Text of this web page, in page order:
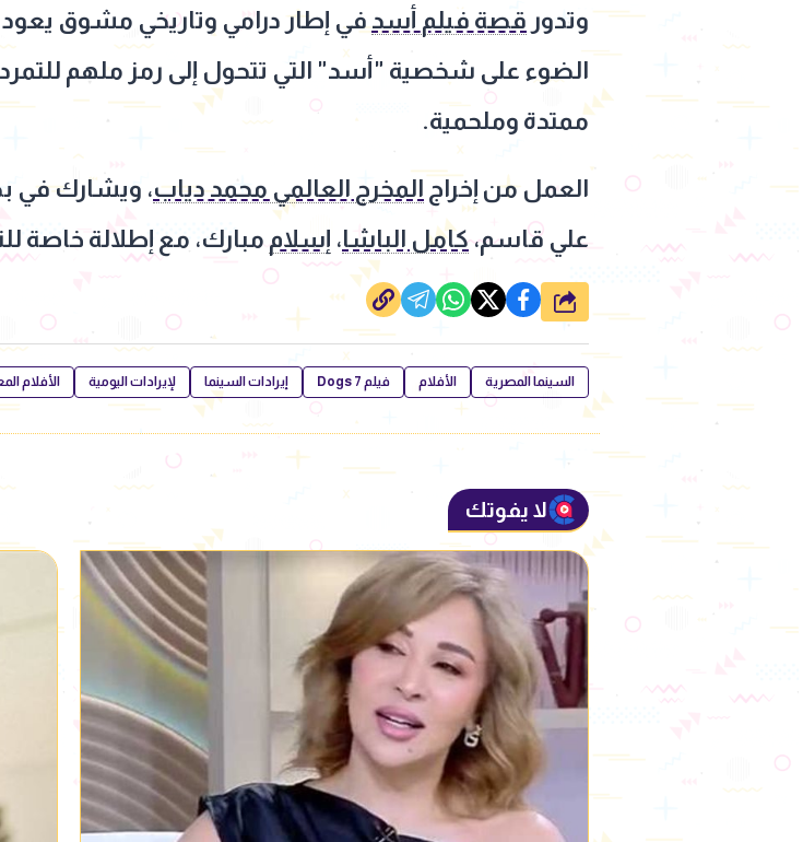
وتدور قصة فيلم أسد في إطار درامي وتاريخي مشوق
الضوء على شخصية "أسد" التي تتحول إلى رمز ملهم
ممتدة وملحمية.
العمل من إخراج المخرج العالمي محمد دياب، ويشارك في
علي قاسم،كامل الباشا، إسلام مبارك، مع إطلالة خاصة
شارك
السينما المصرية الأفلام فيلم 7 Dogs إيرادات السينما لإيرادات اليومية الأفلام
لا يفوتك